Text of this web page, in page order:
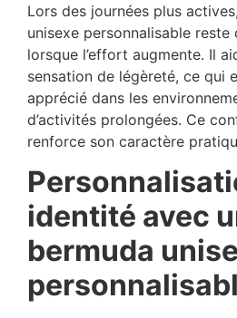
Lors des journées plus
unisexe personnalisable
lorsque l’effort augmente. Il
sensation de légèreté, ce qui
apprécié dans les
d’activités prolongées. Ce
renforce son caractère
identité avec
bermuda